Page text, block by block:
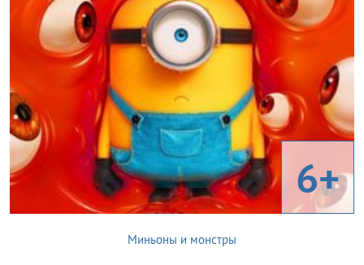
6+
Миньоны и монстры